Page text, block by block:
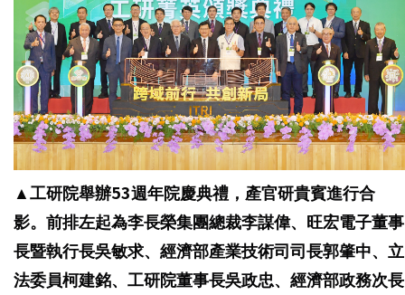
▲工研院舉辦53週年院慶典禮，產官研貴賓進行合
影。前排左起為李長榮集團總裁李謀偉、旺宏電子董事
長暨執行長吳敏求、經濟部產業技術司司長郭肇中、立
法委員柯建銘、工研院董事長吳政忠、經濟部政務次長